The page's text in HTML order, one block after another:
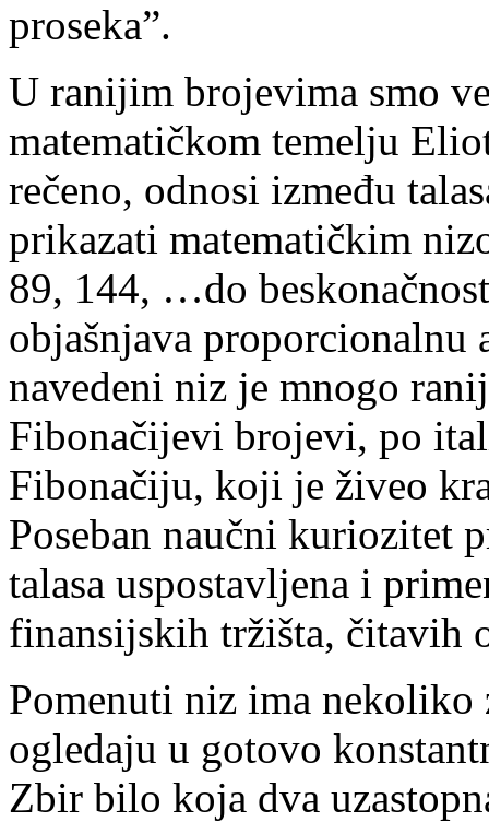
proseka”.
U ranijim brojevima smo
matematičkom temelju
rečeno, odnosi između
prikazati matematičkim
89, 144, …do
objašnjava proporcionalnu
navedeni niz je mnogo
Fibonačijevi brojevi, po
Fibonačiju, koji je živeo
Poseban naučni kuriozitet
talasa uspostavljena i
finansijskih tržišta, čitavih
Pomenuti niz ima
ogledaju u gotovo
Zbir bilo koja dva